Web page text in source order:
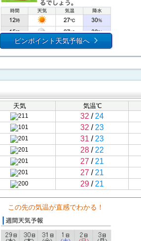
ピンポイント天気予報へ
天気 気温℃
32 / 24
32 / 23
31 / 23
28 / 22
27 / 21
27 / 21
29 / 21
この先の気温が直感でわかる！